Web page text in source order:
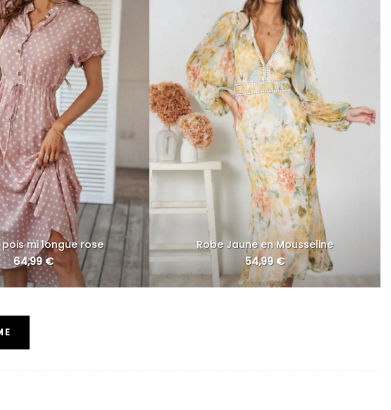
pois mi longue rose
64,99€
Robe Jaune en Mousseline
54,99 €